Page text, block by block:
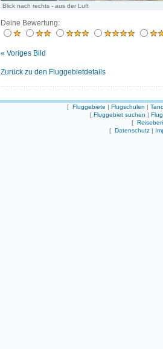
Blick nach rechts - aus der Luft
Deine Bewertung:
« Voriges Bild
Zurück zu den Fluggebietdetails
[ Fluggebiete | Flugschulen |
[ Fluggebiet suchen |
[
[ Datenschutz |